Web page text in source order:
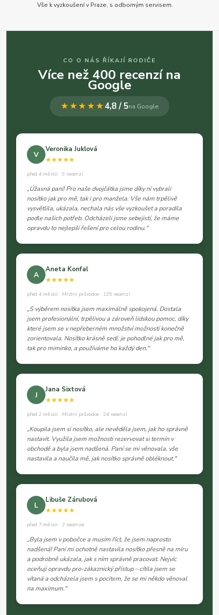
Vše k vyzkoušení v Praze, s odborným servisem.
CO O NÁS ŘÍKAJÍ RODIČE
Více než 400 recenzí na
Google
★★★★★4,8 / 5na Google
V
Veronika Juklová
★★★★★
před 4 měsíci · 9 recenzí
„Úžasná paní! Pro naše dvojčátka jsme díky ní vybrali
nosítko jak pro mě, tak i pro manžela. Vše nám trpělivě
vysvětlila, ukázala, nechala nás vše vyzkoušet a poradila
podle našich potřeb. Odcházeli jsme sebejistí, že máme
opravdu to nejlepší řešení pro celou rodinu."
A
Aneta Konfal
★★★★★
před 4 měsíci · Místní průvodce · 135 recenzí
„S výběrem nosítka jsem maximálně spokojená. Dostala
jsem profesionální, trpělivou a zároveň lidskou pomoc, díky
které jsem se v nepřeberném množství možností konečně
zorientovala. Nosítko krásně sedí, je pohodlné jak pro mě,
tak pro miminko, a používáme ho každý den."
J
Jana Sixtová
★★★★★
před 2 měsíci · Místní průvodce · 24 recenzí
„Koupila jsem si nosítko, ale nevěděla jsem, jak ho správně
nastavit. Využila jsem možnosti rezervovat si termín v
obchodě a byla jsem nadšená. Paní se mi věnovala, vše
nastavila a naučila mě, jak nosítko správně obléknout."
L
Libuše Zárubová
★★★★★
před 7 měsíci · 2 recenze
„Byla jsem v pobočce a musím říct, že jsem naprosto
nadšená! Paní mi ochotně nastavila nosítko přesně na míru
a podrobně ukázala, jak s ním správně pracovat. Nejvíc
oceňuji opravdu pro-zákaznický přístup – cítila jsem se
vítaná a odcházela jsem s pocitem, že se mi někdo věnoval
na maximum."